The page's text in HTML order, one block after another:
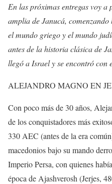
En las próximas entregas voy
amplia de Janucá,
el mundo griego y el mundo
antes de la historia clásica de
llegó a Israel y se encontró con
ALEJANDRO MAGNO EN
Con poco más de 30 años,
de los conquistadores más
330 AEC (antes de la era
macedonios bajo su mando
Imperio Persa, con quienes
época de Ajashverosh (Jerjes,